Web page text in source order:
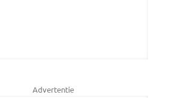
Advertentie